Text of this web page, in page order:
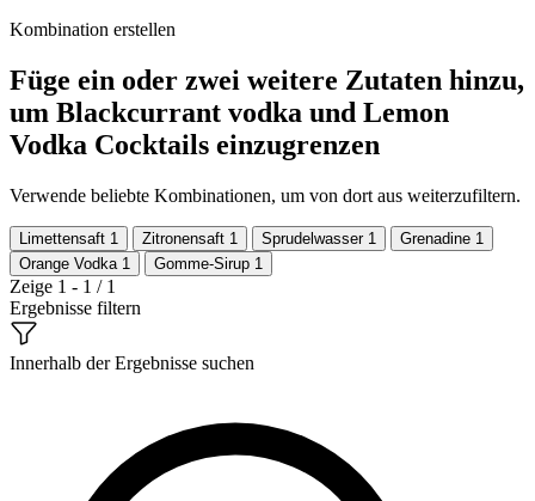
Kombination erstellen
Füge ein oder zwei weitere Zutaten hinzu,
um Blackcurrant vodka und Lemon
Vodka Cocktails einzugrenzen
Verwende beliebte Kombinationen, um von dort aus weiterzufiltern.
Limettensaft 1 Zitronensaft 1 Sprudelwasser 1 Grenadine 1
Orange Vodka 1 Gomme-Sirup 1
Zeige 1 - 1 / 1
Ergebnisse filtern
Innerhalb der Ergebnisse suchen